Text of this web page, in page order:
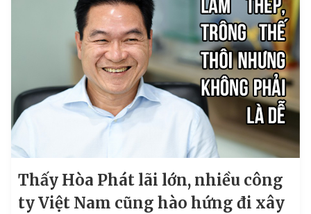
Thấy Hòa Phát lãi lớn, nhiều công
ty Việt Nam cũng hào hứng đi xây